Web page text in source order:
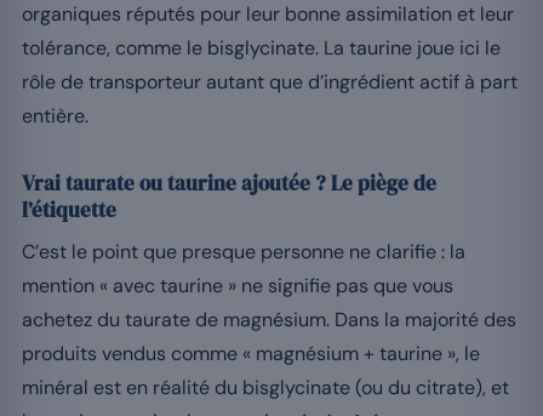
organiques réputés pour leur bonne assimilation et leur
tolérance, comme le bisglycinate. La taurine joue ici le
rôle de transporteur autant que d’ingrédient actif à part
entière.
Vrai taurate ou taurine ajoutée ? Le piège de
l’étiquette
C’est le point que presque personne ne clarifie : la
mention « avec taurine » ne signifie pas que vous
achetez du taurate de magnésium. Dans la majorité des
produits vendus comme « magnésium + taurine », le
minéral est en réalité du bisglycinate (ou du citrate), et